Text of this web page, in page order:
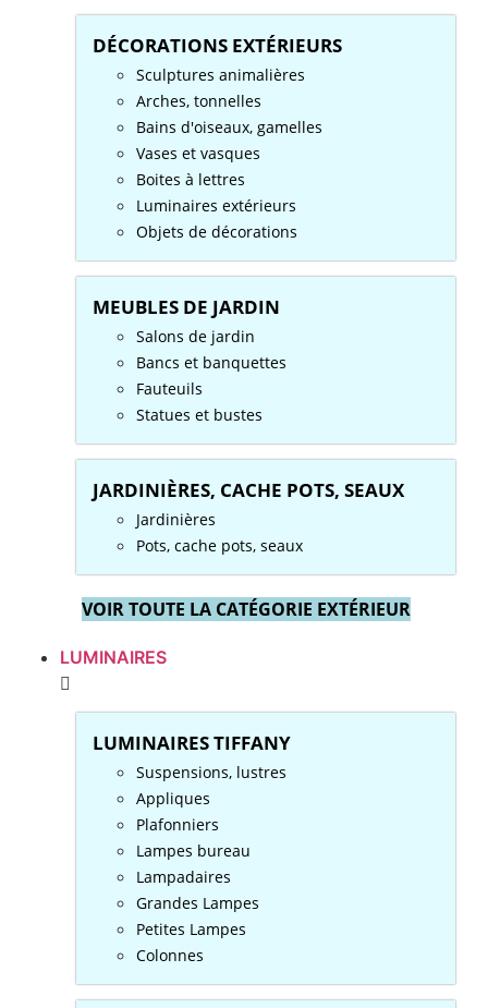
DÉCORATIONS EXTÉRIEURS
Sculptures animalières
Arches, tonnelles
Bains d'oiseaux, gamelles
Vases et vasques
Boites à lettres
Luminaires extérieurs
Objets de décorations
MEUBLES DE JARDIN
Salons de jardin
Bancs et banquettes
Fauteuils
Statues et bustes
JARDINIÈRES, CACHE POTS, SEAUX
Jardinières
Pots, cache pots, seaux
VOIR TOUTE LA CATÉGORIE EXTÉRIEUR
LUMINAIRES
LUMINAIRES TIFFANY
Suspensions, lustres
Appliques
Plafonniers
Lampes bureau
Lampadaires
Grandes Lampes
Petites Lampes
Colonnes